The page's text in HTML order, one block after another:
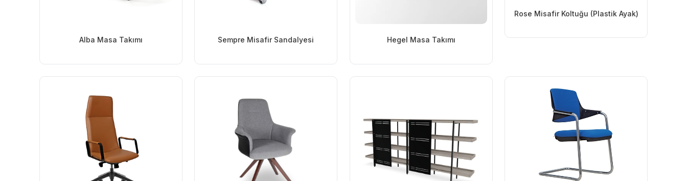
Alba Masa Takımı Sempre Misafir Sandalyesi Hegel Masa Takımı
Rose Misafir Koltuğu (Plastik Ayak)